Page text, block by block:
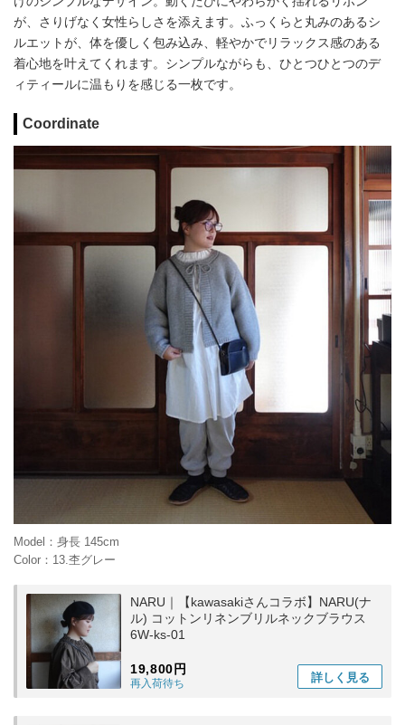
が、さりげなく女性らしさを添えます。ふっくらと丸みのあるシ
ルエットが、体を優しく包み込み、軽やかでリラックス感のある
着心地を叶えてくれます。シンプルながらも、ひとつひとつのデ
ィティールに温もりを感じる一枚です。
Coordinate
Model：身長 145cm
Color：13.杢グレー
NARU｜【kawasakiさんコラボ】NARU(ナ
ル) コットンリネンブリルネックブラウス
6W-ks-01
19,800円
再入荷待ち 詳しく 見る